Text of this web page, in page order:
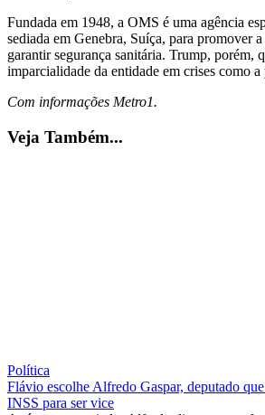
Fundada em 1948, a OMS é uma agência
sediada em Genebra, Suíça, para promover
garantir segurança sanitária. Trump, porém,
imparcialidade da entidade em crises como
Com informações Metro1.
Veja Também...
Política
Flávio escolhe Alfredo Gaspar, deputado
INSS para ser vice